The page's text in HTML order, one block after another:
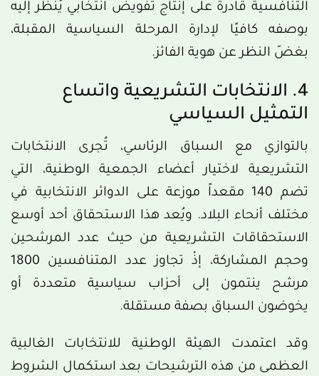
التنافسية قادرة على إنتاج تفويض انتخابي يُنظر إليه
بوصفه كافيًا لإدارة المرحلة السياسية المقبلة،
بغضّ النظر عن هوية الفائز.
4. الانتخابات التشريعية واتساع
التمثيل السياسي
بالتوازي مع السباق الرئاسي، تُجرى الانتخابات
التشريعية لاختيار أعضاء الجمعية الوطنية، التي
تضم 140 مقعداً موزعة على الدوائر الانتخابية في
مختلف أنحاء البلاد. ويُعد هذا الاستحقاق أحد أوسع
الاستحقاقات التشريعية من حيث عدد المرشحين
وحجم المشاركة، إذْ تجاوز عدد المتنافسين 1800
مرشح ينتمون إلى أحزاب سياسية متعددة أو
يخوضون السباق بصفة مستقلة.
وقد اعتمدت الهيئة الوطنية للانتخابات الغالبية
العظمى من هذه الترشيحات بعد استكمال الشروط